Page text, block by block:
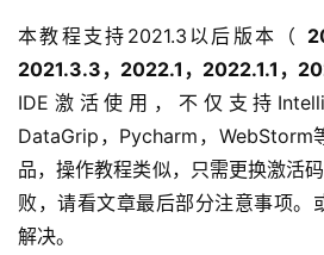
本教程支持2021.3以后版本（
2021.3.3，2022.1，2022.1.1，
IDE激活使用，不仅支持
DataGrip，Pycharm，WebStorm
品，操作教程类似，只需更换激活
败，请看文章最后部分注意事项。
解决。